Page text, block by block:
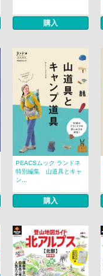
購入
PEACSムック ランドネ
特別編集 山道具とキャ
ン...
購入